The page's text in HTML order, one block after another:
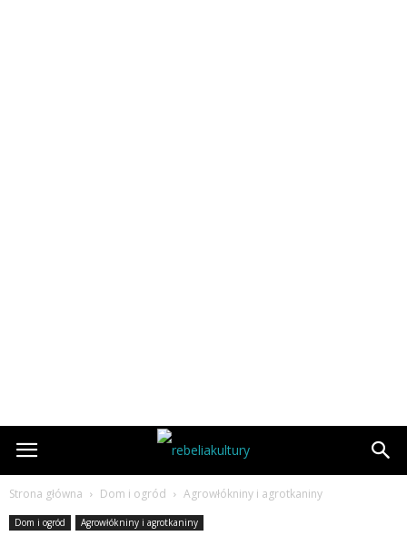
Strona główna Dom i ogród Agrowłókniny i agrotkaniny
Dom i ogród Agrowłókniny i agrotkaniny